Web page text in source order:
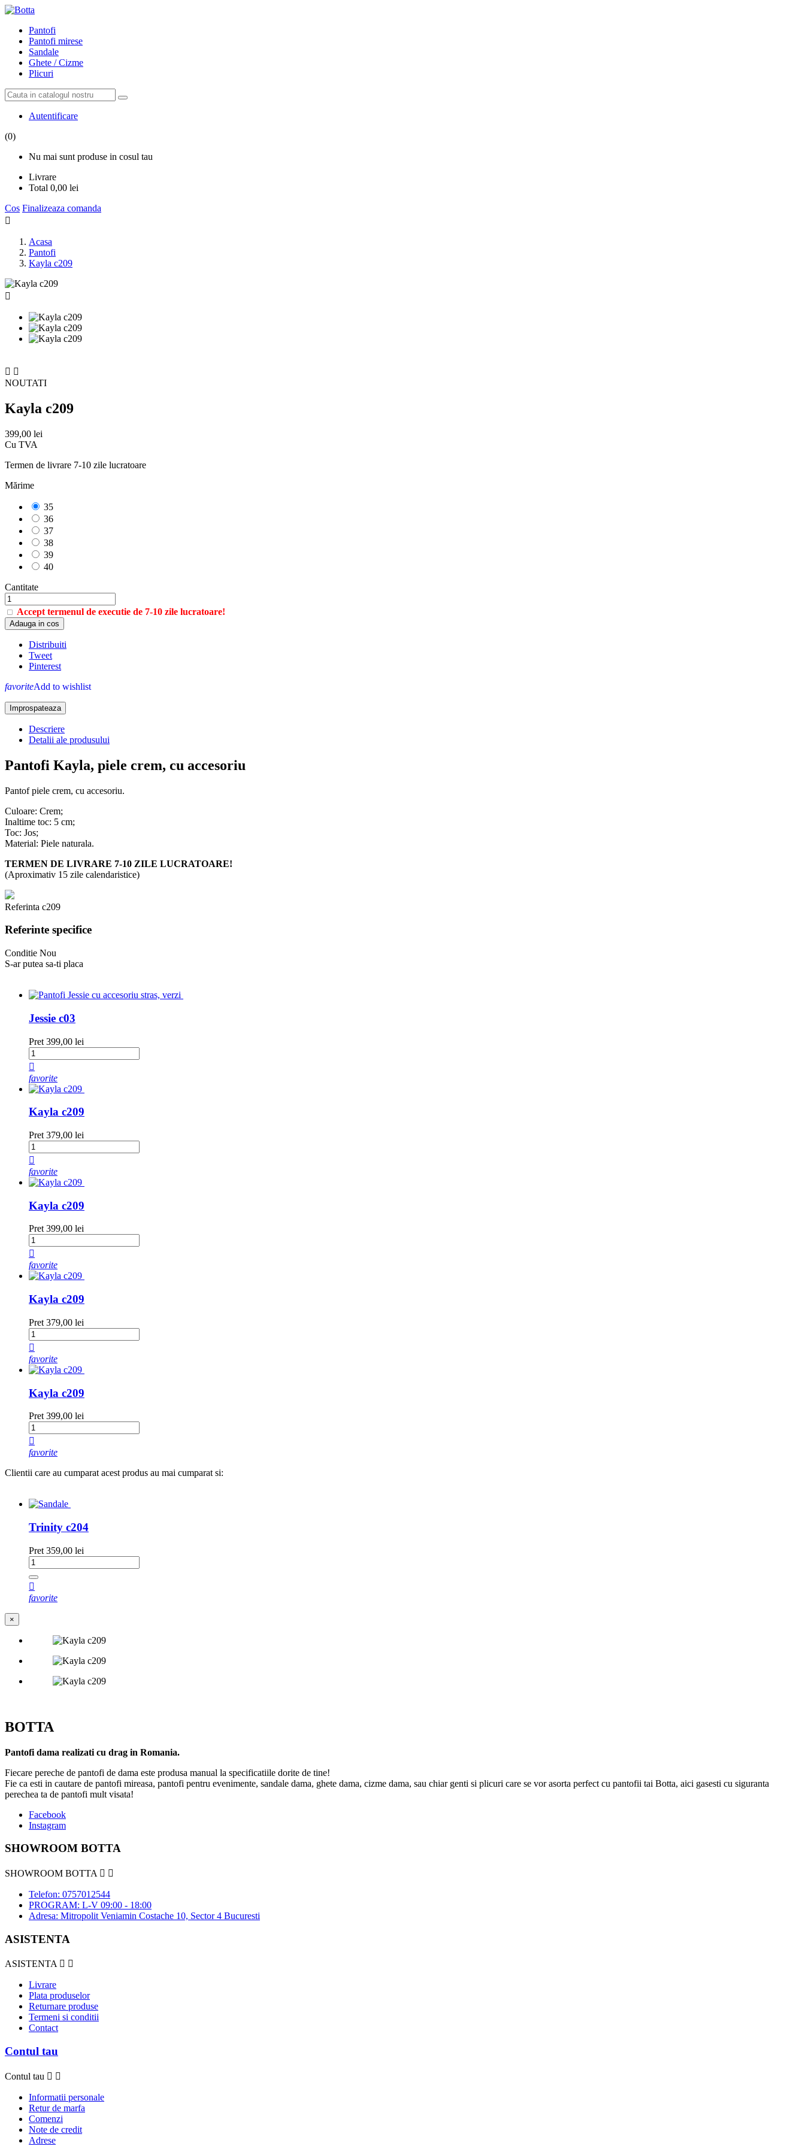
Pantofi
Pantofi mirese
Sandale
Ghete / Cizme
Plicuri
Autentificare
(0)
Nu mai sunt produse in cosul tau
Livrare
Total 0,00 lei
Cos Finalizeaza comanda

Acasa
Pantofi
Kayla c209

 
NOUTATI
Kayla c209
399,00 lei
Cu TVA
Termen de livrare 7-10 zile lucratoare
Mărime
35
36
37
38
39
40
Cantitate
Accept termenul de executie de 7-10 zile lucratoare!
Adauga in cos
Distribuiti
Tweet
Pinterest
favoriteAdd to wishlist
Descriere
Detalii ale produsului
Pantofi Kayla, piele crem, cu accesoriu
Pantof piele crem, cu accesoriu.
Culoare: Crem;
Inaltime toc: 5 cm;
Toc: Jos;
Material: Piele naturala.
TERMEN DE LIVRARE 7-10 ZILE LUCRATOARE!
(Aproximativ 15 zile calendaristice)
Referinta c209
Referinte specifice
Conditie Nou
S-ar putea sa-ti placa
Jessie c03
Pret 399,00 lei

favorite
Kayla c209
Pret 379,00 lei

favorite
Kayla c209
Pret 399,00 lei

favorite
Kayla c209
Pret 379,00 lei

favorite
Kayla c209
Pret 399,00 lei

favorite
Clientii care au cumparat acest produs au mai cumparat si:
Trinity c204
Pret 359,00 lei

favorite
×
BOTTA
Pantofi dama realizati cu drag in Romania.
Fiecare pereche de pantofi de dama este produsa manual la specificatiile dorite de tine!
Fie ca esti in cautare de pantofi mireasa, pantofi pentru evenimente, sandale dama, ghete dama, cizme dama, sau chiar genti si plicuri care se vor asorta perfect cu pantofii tai Botta, aici gasesti cu siguranta
perechea ta de pantofi mult visata!
Facebook
Instagram
SHOWROOM BOTTA
SHOWROOM BOTTA  
Telefon: 0757012544
PROGRAM: L-V 09:00 - 18:00
Adresa: Mitropolit Veniamin Costache 10, Sector 4 Bucuresti
ASISTENTA
ASISTENTA  
Livrare
Plata produselor
Returnare produse
Termeni si conditii
Contact
Contul tau
Contul tau  
Informatii personale
Retur de marfa
Comenzi
Note de credit
Adrese